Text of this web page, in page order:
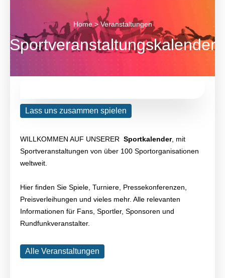
Home > Veranstaltungen
Sportveranstaltungskalender
Lass uns zusammen spielen
WILLKOMMEN AUF UNSERER Sportkalender, mit
Sportveranstaltungen von über 100 Sportorganisationen
weltweit.
Hier finden Sie Spiele, Turniere, Pressekonferenzen,
Preisverleihungen und vieles mehr. Alle relevanten
Informationen für Fans, Sportler, Sponsoren und
Rundfunkveranstalter.
Alle Veranstaltungen